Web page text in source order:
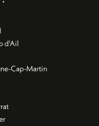
d'Ail
Cap-Martin